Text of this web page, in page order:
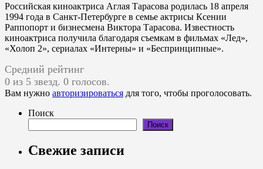
Российская киноактриса Аглая Тарасова родилась 18 апреля
1994 года в Санкт-Петербурге в семье актрисы Ксении
Раппопорт и бизнесмена Виктора Тарасова. Известность
киноактриса получила благодаря съемкам в фильмах «Лед»,
«Холоп 2», сериалах «Интерны» и «Беспринципные».
Средний рейтинг
0 из 5 звезд. 0 голосов.
Вам нужно авторизироваться для того, чтобы проголосовать.
Поиск
Поиск
Свежие записи